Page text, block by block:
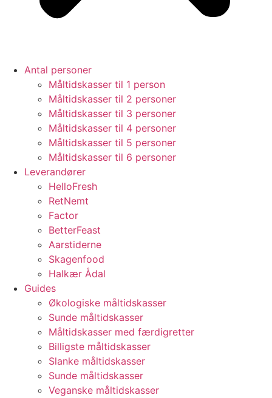
Antal personer
Måltidskasser til 1 person
Måltidskasser til 2 personer
Måltidskasser til 3 personer
Måltidskasser til 4 personer
Måltidskasser til 5 personer
Måltidskasser til 6 personer
Leverandører
HelloFresh
RetNemt
Factor
BetterFeast
Aarstiderne
Skagenfood
Halkær Ådal
Guides
Økologiske måltidskasser
Sunde måltidskasser
Måltidskasser med færdigretter
Billigste måltidskasser
Slanke måltidskasser
Sunde måltidskasser
Veganske måltidskasser